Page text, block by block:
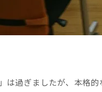
は過ぎましたが、本格的